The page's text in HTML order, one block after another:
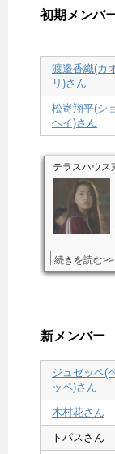
初期メンバ
渡邉香織(カ
リ)さん
松㟢翔平(シ
ヘイ)さん
テラスハウス
続きを読む>>
新メンバー
ジュゼッペ(
ッペ)さん
木村花さん
トパスさん